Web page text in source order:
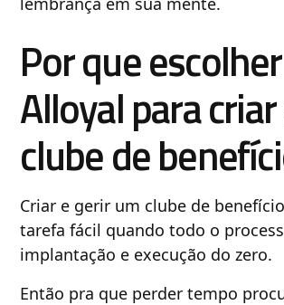
Por que
Alloyal para
clube de
Criar e gerir um clube de
tarefa fácil quando todo o
implantação e execução do zero.
Então pra que perder tempo